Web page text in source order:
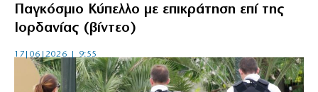
Παγκόσμιο Κύπελλο με επικράτηση επί της
Ιορδανίας (βίντεο)
17|06|2026 | 9:55